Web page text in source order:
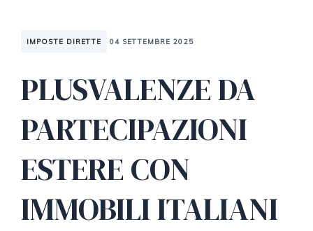
IMPOSTE DIRETTE 04 SETTEMBRE 2025
PLUSVALENZE DA
PARTECIPAZIONI
ESTERE CON
IMMOBILI ITALIANI